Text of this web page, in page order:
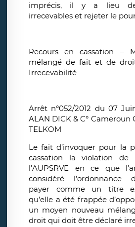
imprécis, il y a lieu
irrecevables et rejeter le
Recours en cassation –
mélangé de fait et de
Irrecevabilité
Arrêt n°052/2012 du 07
ALAN DICK & C° Cameroun
TELKOM
Le fait d’invoquer pour la
cassation la violation de
l’AUPSRVE en ce que
considéré l’ordonnance
payer comme un titre
qu’elle a été frappée
un moyen nouveau
droit qui doit être déclaré